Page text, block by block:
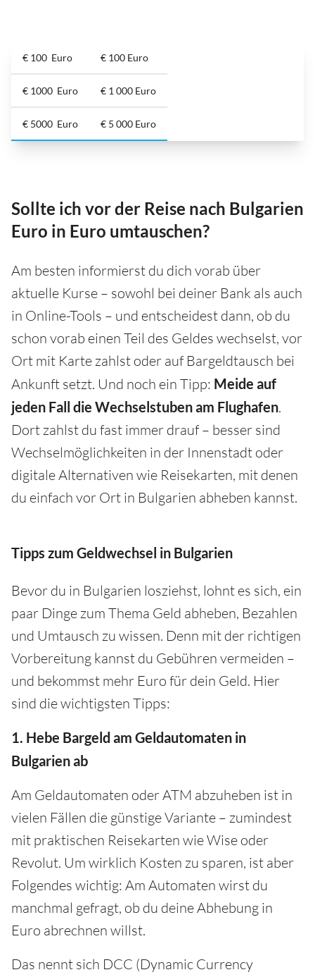
€ 100 Euro € 100 Euro
€ 1000 Euro € 1 000 Euro
€ 5000 Euro € 5 000 Euro
Sollte ich vor der Reise nach Bulgarien
Euro in Euro umtauschen?
Am besten informierst du dich vorab über
aktuelle Kurse – sowohl bei deiner Bank als auch
in Online-Tools – und entscheidest dann, ob du
schon vorab einen Teil des Geldes wechselst, vor
Ort mit Karte zahlst oder auf Bargeldtausch bei
Ankunft setzt. Und noch ein Tipp: Meide auf
jeden Fall die Wechselstuben am Flughafen.
Dort zahlst du fast immer drauf – besser sind
Wechselmöglichkeiten in der Innenstadt oder
digitale Alternativen wie Reisekarten, mit denen
du einfach vor Ort in Bulgarien abheben kannst.
Tipps zum Geldwechsel in Bulgarien
Bevor du in Bulgarien losziehst, lohnt es sich, ein
paar Dinge zum Thema Geld abheben, Bezahlen
und Umtausch zu wissen. Denn mit der richtigen
Vorbereitung kannst du Gebühren vermeiden –
und bekommst mehr Euro für dein Geld. Hier
sind die wichtigsten Tipps:
1. Hebe Bargeld am Geldautomaten in
Bulgarien ab
Am Geldautomaten oder ATM abzuheben ist in
vielen Fällen die günstige Variante – zumindest
mit praktischen Reisekarten wie Wise oder
Revolut. Um wirklich Kosten zu sparen, ist aber
Folgendes wichtig: Am Automaten wirst du
manchmal gefragt, ob du deine Abhebung in
Euro abrechnen willst.
Das nennt sich DCC (Dynamic Currency